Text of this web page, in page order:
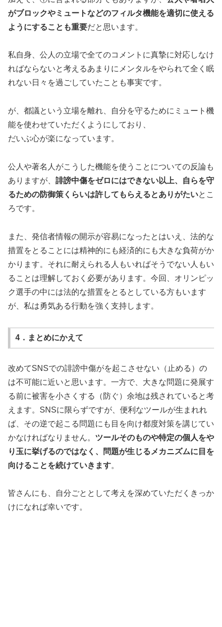
がブロックやミュートなどのフィルタ機能を適切に使える
ようにすることも重要だと思います。
私自身、公人の立場で全てのコメントに真摯に対応しなけ
ればならないと考えるあまりにメンタルをやられて全く眠
れない日々を過ごしていたことも事実です。
が、都議という立場を離れ、自分を守るためにミュート機
能を使わせていただくようにしており、
だいぶ心が楽になっています。
公人や著名人がこうした機能を使うことについての反論も
ありますが、 誹謗中傷をゼロにはできない以上、自らを守
るための防御策くらいは許してもらえるとありがたいとこ
ろです。
また、発信者情報の開示が容易になったとはいえ、法的な
措置をとることには精神的にも経済的にも大きな負荷がか
かります。それに耐えられる人もいればそうでない人もい
ることは理解しておく必要があります。今回、オリンピッ
ク選手の中には法的な措置をとるとしている方もいます
が、私は勇気ある行動を強く支持します。
4．まとめにかえて
改めてSNSでの誹謗中傷がを起こさせない（止める）の
は不可能に近いと思います。一方で、大きな問題に発展す
る前に被害を小さくする（防ぐ）余地は残されていると考
えます。SNSに限らずですが、便利なツールが生まれれ
ば、その逆で起こる問題にも目を向け都度対策を講じてい
かなければなりません。 ツールそのものや特定の個人をや
り玉に挙げるのではなく、問題が生じるメカニズムに目を
向けることを続けていきます。
皆さんにも、自分ごととして考えを深めていただくきっか
けになれば幸いです。